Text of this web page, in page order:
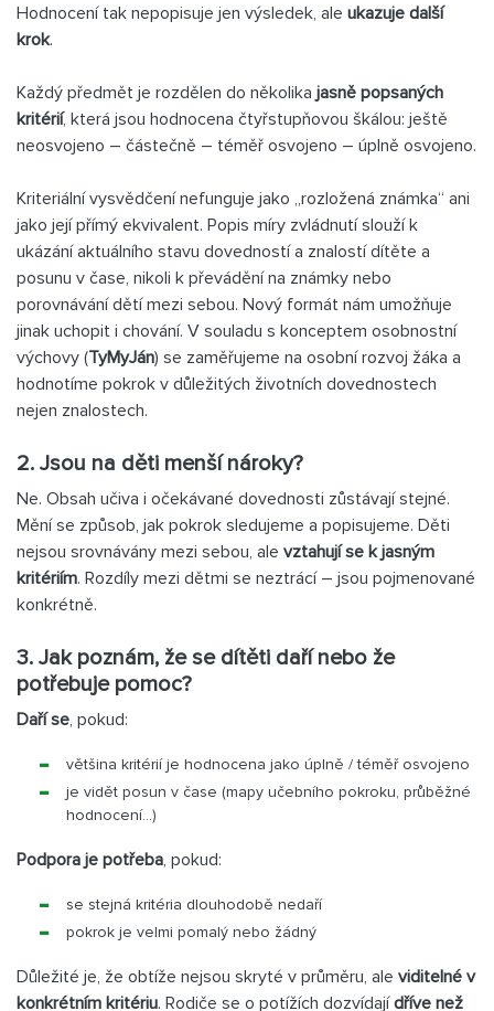
Hodnocení tak nepopisuje jen výsledek, ale ukazuje další
krok.
Každý předmět je rozdělen do několika jasně popsaných
kritérií, která jsou hodnocena čtyřstupňovou škálou: ještě
neosvojeno – částečně – téměř osvojeno – úplně osvojeno.
Kriteriální vysvědčení nefunguje jako „rozložená známka“ ani
jako její přímý ekvivalent. Popis míry zvládnutí slouží k
ukázání aktuálního stavu dovedností a znalostí dítěte a
posunu v čase, nikoli k převádění na známky nebo
porovnávání dětí mezi sebou. Nový formát nám umožňuje
jinak uchopit i chování. V souladu s konceptem osobnostní
výchovy (TyMyJán) se zaměřujeme na osobní rozvoj žáka a
hodnotíme pokrok v důležitých životních dovednostech
nejen znalostech.
2. Jsou na děti menší nároky?
Ne. Obsah učiva i očekávané dovednosti zůstávají stejné.
Mění se způsob, jak pokrok sledujeme a popisujeme. Děti
nejsou srovnávány mezi sebou, ale vztahují se k jasným
kritériím. Rozdíly mezi dětmi se neztrácí – jsou pojmenované
konkrétně.
3. Jak poznám, že se dítěti daří nebo že
potřebuje pomoc?
Daří se, pokud:
většina kritérií je hodnocena jako úplně / téměř osvojeno
je vidět posun v čase (mapy učebního pokroku, průběžné
hodnocení...)
Podpora je potřeba, pokud:
se stejná kritéria dlouhodobě nedaří
pokrok je velmi pomalý nebo žádný
Důležité je, že obtíže nejsou skryté v průměru, ale viditelné v
konkrétním kritériu. Rodiče se o potížích dozvídajídříve než